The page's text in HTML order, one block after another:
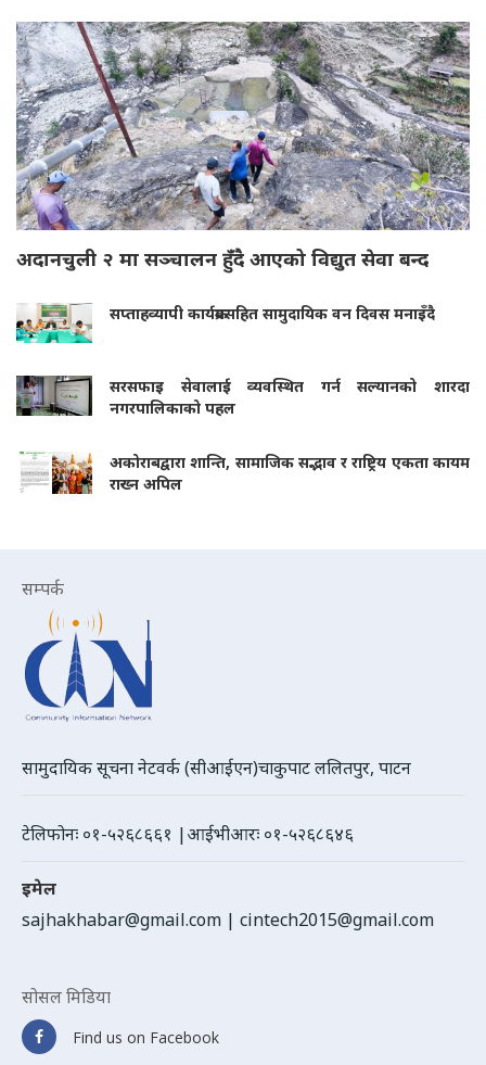
अदानचुली २ मा सञ्चालन हुँदै आएको विद्युत सेवा बन्द
सप्ताहव्यापी कार्यक्रमसहित सामुदायिक वन दिवस मनाइँदै
सरसफाइ सेवालाई व्यवस्थित गर्न सल्यानको शारदा
नगरपालिकाको पहल
अकोराबद्वारा शान्ति, सामाजिक सद्भाव र राष्ट्रिय एकता कायम
राख्न अपिल
सम्पर्क
सामुदायिक सूचना नेटवर्क (सीआईएन)चाकुपाट ललितपुर, पाटन
टेलिफोनः ०१-५२६८६६१ |आईभीआरः ०१-५२६८६४६
इमेल
sajhakhabar@gmail.com | cintech2015@gmail.com
सोसल मिडिया
Find us on Facebook